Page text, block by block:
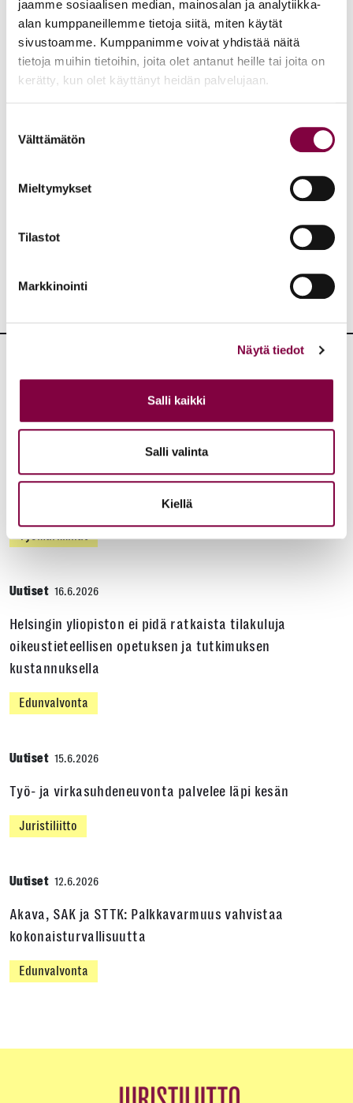
jaamme sosiaalisen median, mainosalan ja analytiikka-
alan kumppaneillemme tietoja siitä, miten käytät
sivustoamme. Kumppanimme voivat yhdistää näitä
tietoja muihin tietoihin, joita olet antanut heille tai joita on
kerätty, kun olet käyttänyt heidän palvelujaan.
valinta
Välttämätön
Mieltymykset
Tilastot
Markkinointi
Näytä tiedot
Salli kaikki
Salli valinta
Kiellä
Eero Blåfield
Oikeuspoliittinen asiamies
041 458 0021
Lisää uutisia
KAIKKI UUTISET
YTN: Tietoa AMK-alan lakosta
Työmarkkinat
Uutiset 16.6.2026
Helsingin yliopiston ei pidä ratkaista tilakuluja
oikeustieteellisen opetuksen ja tutkimuksen
kustannuksella
Edunvalvonta
Uutiset 15.6.2026
Työ- ja virkasuhdeneuvonta palvelee läpi kesän
Juristiliitto
Uutiset 12.6.2026
Akava, SAK ja STTK: Palkkavarmuus vahvistaa
kokonaisturvallisuutta
Edunvalvonta